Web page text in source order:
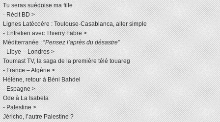
Tu seras suédoise ma fille
- Récit BD >
Lignes Latécoère : Toulouse-Casablanca, aller simple
- Entretien avec Thierry Fabre >
Méditerranée : “Pensez l’après du désastre”
- Libye – Londres >
Toumast TV, la saga de la première télé touareg
- France – Algérie >
Hélène, retour à Béni Bahdel
- Espagne >
Ode à La Isabela
- Palestine >
Jéricho, l’autre Palestine ?